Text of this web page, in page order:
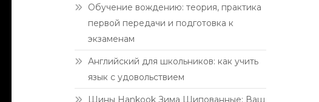
Обучение вождению: теория, практика
первой передачи и подготовка к
экзаменам
Английский для школьников: как учить
язык с удовольствием
Шины Hankook Зима Шипованные: Ваш